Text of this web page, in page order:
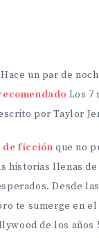
un par de
Los 7
por Taylor
de ficción que no
historias llenas
Desde
te sumerge en el
de los años